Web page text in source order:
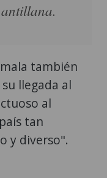
también
llegada al
al
tan
y diverso".